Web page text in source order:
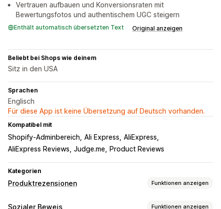
Vertrauen aufbauen und Konversionsraten mit
Bewertungsfotos und authentischem UGC steigern
Enthält automatisch übersetzten Text Original anzeigen
Beliebt bei Shops wie deinem
Sitz in den USA
Sprachen
Englisch
Für diese App ist keine Übersetzung auf Deutsch vorhanden.
Kompatibel mit
Shopify-Adminbereich Ali Express AliExpress
AliExpress Reviews Judge.me Product Reviews
Kategorien
Produktrezensionen Funktionen anzeigen
Anzeigeoptionen
Sozialer Beweis Funktionen anzeigen